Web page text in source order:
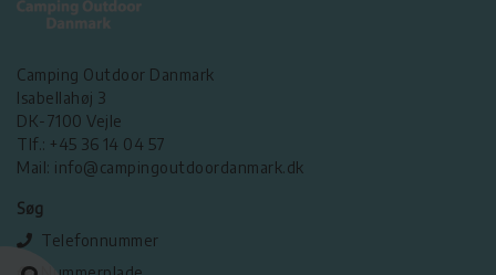
Camping Outdoor Danmark
Isabellahøj 3
DK-7100 Vejle
Tlf.: +45 36 14 04 57
Mail: info@campingoutdoordanmark.dk
Søg
Telefonnummer